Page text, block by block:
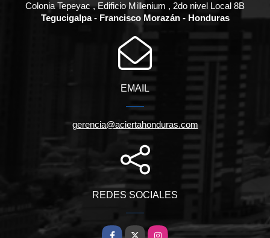
Colonia Tepeyac , Edificio Millenium , 2do nivel Local 8B
Tegucigalpa - Francisco Morazán - Honduras
EMAIL
gerencia@aciertahonduras.com
REDES SOCIALES
Facebook
X Instagram